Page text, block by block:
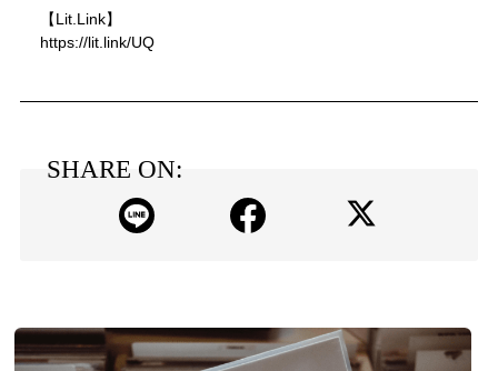
【Lit.Link】
https://lit.link/UQ
SHARE ON: